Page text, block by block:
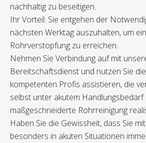
nachhaltig zu beseitigen.
Ihr Vorteil: Sie entgehen der
nächsten Werktag auszuhalten, um
Rohrverstopfung zu erreichen.
Nehmen Sie Verbindung auf mit
Bereitschaftsdienst und nutzen Sie
kompetenten Profis assistieren, die
selbst unter akutem Handlungsbedarf
maßgeschneiderte Rohrreinigung
Haben Sie die Gewissheit, dass Sie
besonders in akuten Situationen